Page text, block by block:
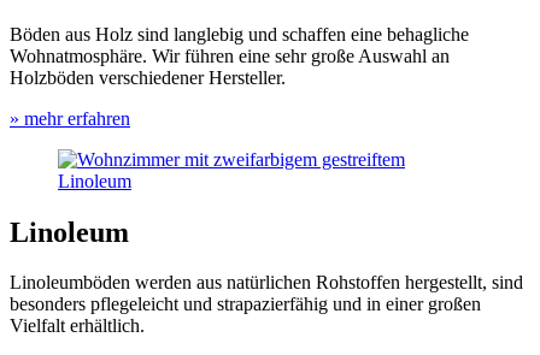
Böden aus Holz sind langlebig und schaffen eine behagliche
Wohnatmosphäre. Wir führen eine sehr große Auswahl an
Holzböden verschiedener Hersteller.
» mehr erfahren
Linoleum
Linoleumböden werden aus natürlichen Rohstoffen hergestellt, sind
besonders pflegeleicht und strapazierfähig und in einer großen
Vielfalt erhältlich.